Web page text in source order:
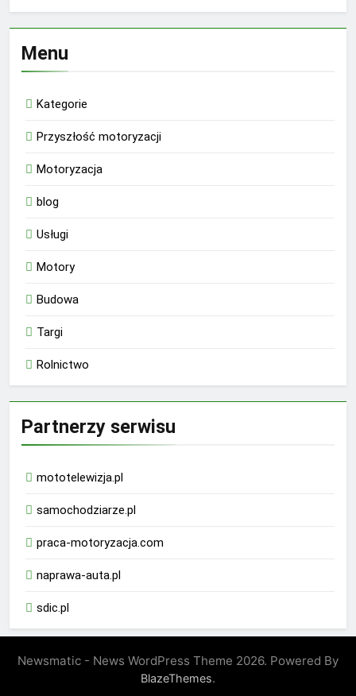
Menu
Kategorie
Przyszłość motoryzacji
Motoryzacja
blog
Usługi
Motory
Budowa
Targi
Rolnictwo
Partnerzy serwisu
mototelewizja.pl
samochodziarze.pl
praca-motoryzacja.com
naprawa-auta.pl
sdic.pl
Newsmatic - News WordPress Theme 2026. Powered By
BlazeThemes.